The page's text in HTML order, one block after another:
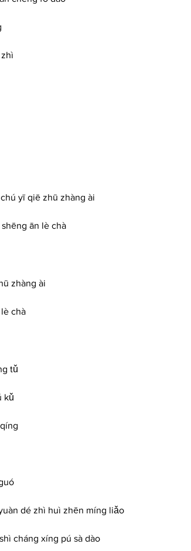
yī qiē zhū zhàng ài
ān lè chà
zhàng ài
chà
tǔ
kǔ
dé zhì huì zhēn míng liǎo
cháng xíng pú sà dào